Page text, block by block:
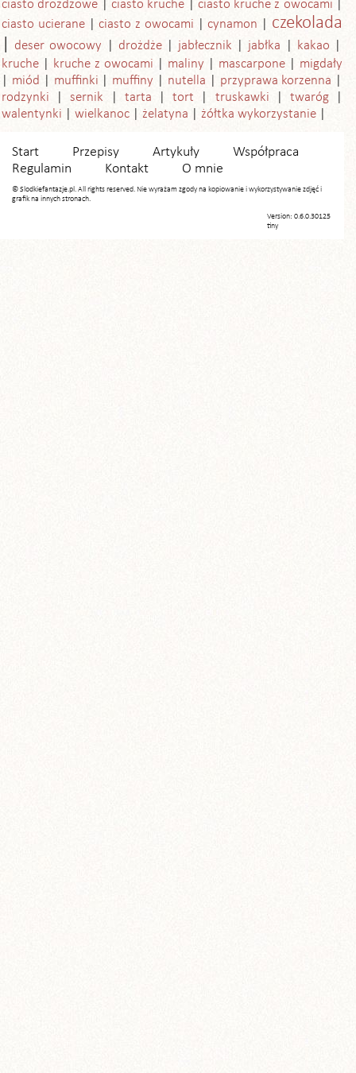
ciasto drożdżowe
ciasto kruche
ciasto kruche z owocami
ciasto ucierane
ciasto z owocami cynamon czekolada
deser owocowy drożdże jabłecznik jabłka
kakao
kruche
kruche z owocami maliny mascarpone
migdały
miód
muffinki muffiny nutella
przyprawa korzenna
rodzynki
sernik tarta tort truskawki
twaróg
walentynki
wielkanoc żelatyna żółtka wykorzystanie
Start Przepisy Artykuły
Współpraca
Regulamin
Kontakt O mnie
© Slodkiefantazje.pl. All rights reserved. Nie wyrażam zgody na kopiowanie i wykorzystywanie zdjęć i
grafik na innych stronach.
Version: 0.6.0.30125
tiny